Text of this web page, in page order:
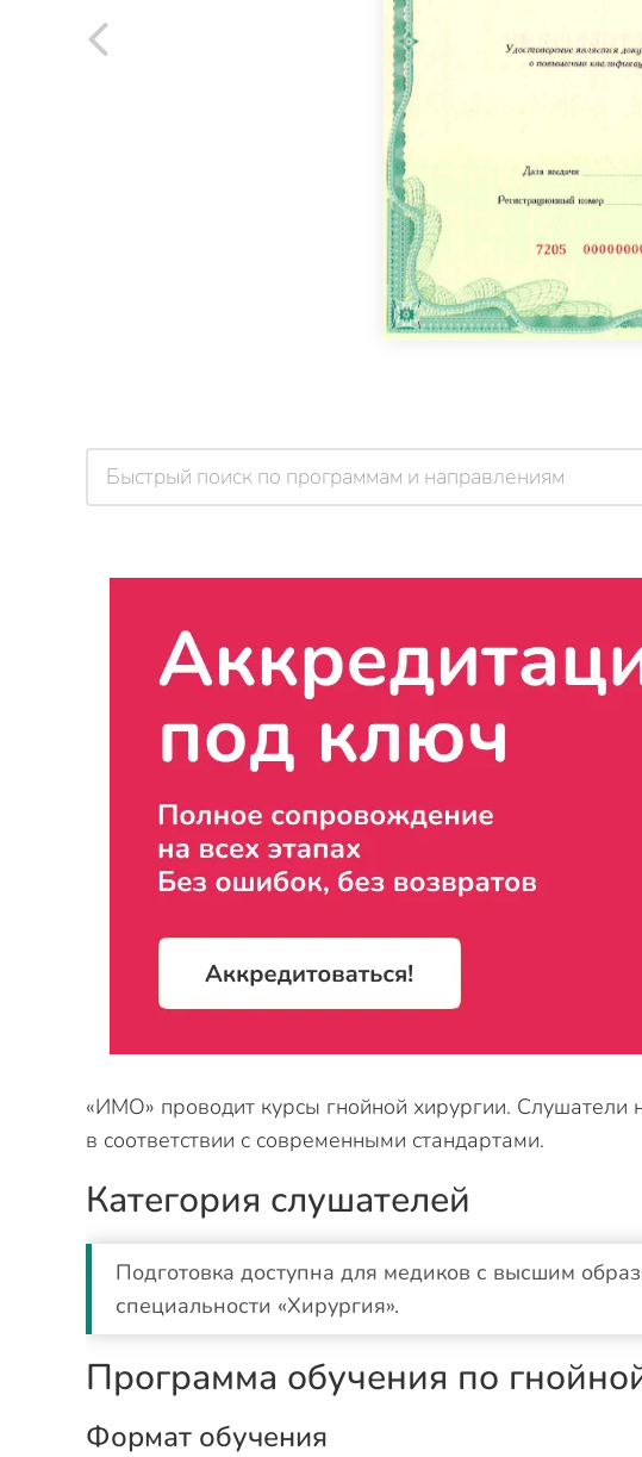
«ИМО» проводит курсы гнойной хирургии. Слушатели
в соответствии с современными стандартами.
Категория слушателей
Подготовка доступна для медиков с высшим
специальности «Хирургия».
Программа обучения по
Формат обучения